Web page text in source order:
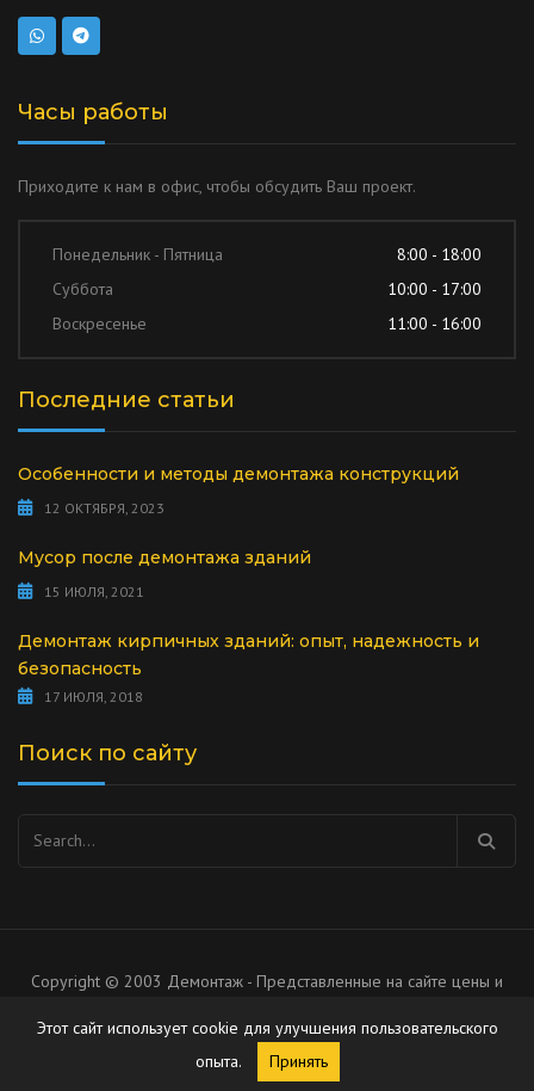
Часы работы
Приходите к нам в офис, чтобы обсудить Ваш проект.
Понедельник - Пятница
8:00 - 18:00
Суббота
10:00 - 17:00
Воскресенье
11:00 - 16:00
Последние статьи
Особенности и методы демонтажа конструкций
12 ОКТЯБРЯ, 2023
Мусор после демонтажа зданий
15 ИЮЛЯ, 2021
Демонтаж кирпичных зданий: опыт, надежность и
безопасность
17 ИЮЛЯ, 2018
Поиск по сайту
Copyright © 2003 Демонтаж - Представленные на сайте цены и
публичной офертой.
Этот сайт использует cookie для улучшения пользовательского
опыта.
Принять